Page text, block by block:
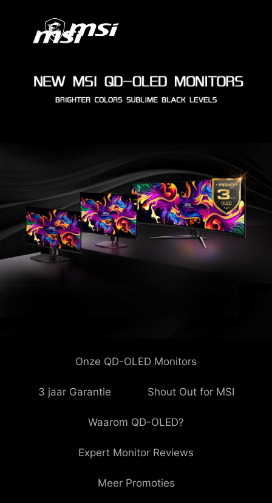
Onze QD-OLED Monitors
3 jaar Garantie Shout Out for MSI
Waarom QD-OLED?
Expert Monitor Reviews
Meer Promoties